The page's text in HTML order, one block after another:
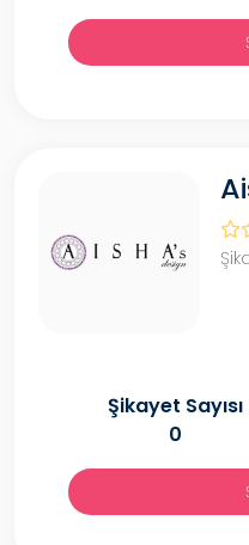
Şikayet Sayısı
0